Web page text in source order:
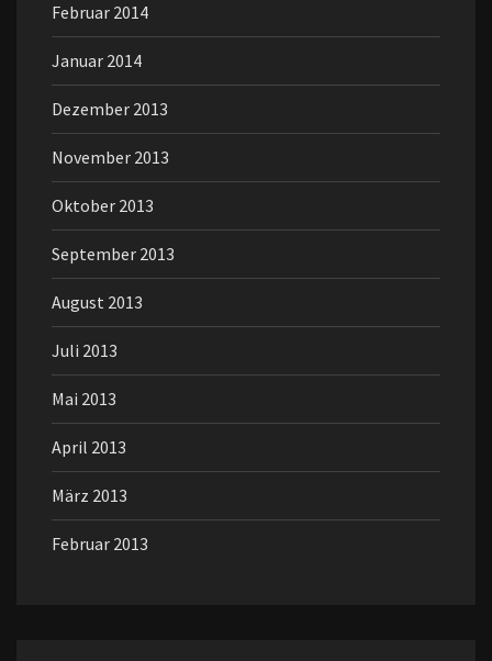
Februar 2014
Januar 2014
Dezember 2013
November 2013
Oktober 2013
September 2013
August 2013
Juli 2013
Mai 2013
April 2013
März 2013
Februar 2013